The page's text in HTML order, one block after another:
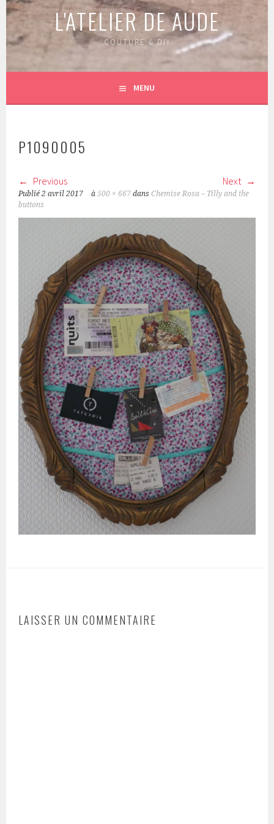
L'ATELIER DE AUDE
COUTURE & DIY
MENU
P1090005
Previous Next
Publié2 avril 2017 à500 × 667 dansChemise Rosa – Tilly and the
buttons
LAISSER UN COMMENTAIRE